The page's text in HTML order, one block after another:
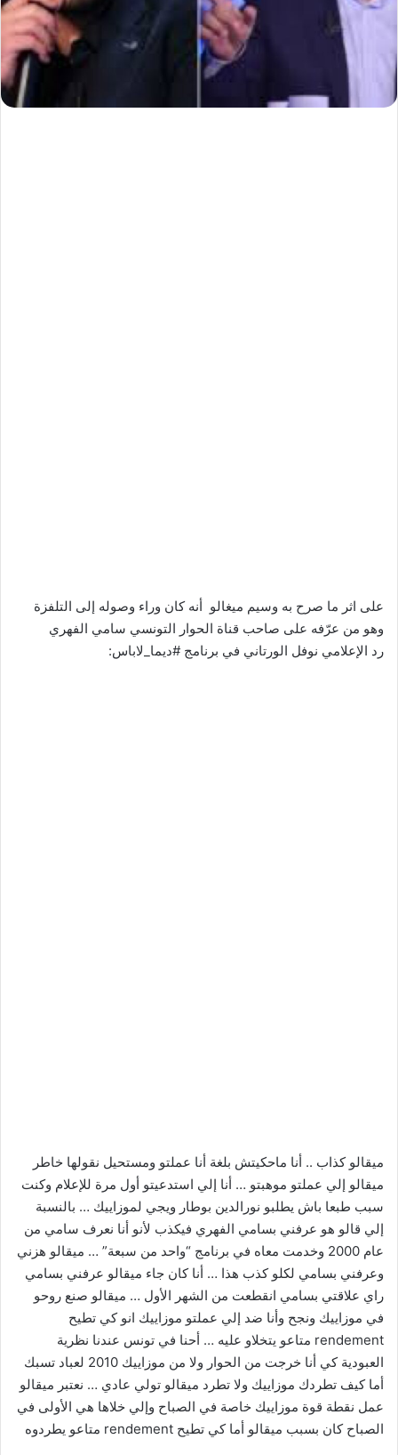
على اثر ما صرح به وسيم ميغالو أنه كان وراء وصوله إلى التلفزة
وهو من عرّفه على صاحب قناة الحوار التونسي سامي الفهري
رد الإعلامي نوفل الورتاني في برنامج #ديما_لاباس:
ميقالو كذاب .. أنا ماحكيتش بلغة أنا عملتو ومستحيل نقولها خاطر
ميقالو إلي عملتو موهبتو … أنا إلي استدعيتو أول مرة للإعلام وكنت
سبب طبعا باش يطلبو نورالدين بوطار ويجي لموزاييك … بالنسبة
إلي قالو هو عرفني بسامي الفهري فيكذب لأنو أنا نعرف سامي من
عام 2000 وخدمت معاه في برنامج “واحد من سبعة” … ميقالو هزني
وعرفني بسامي لكلو كذب هذا … أنا كان جاء ميقالو عرفني بسامي
راي علاقتي بسامي انقطعت من الشهر الأول … ميقالو صنع روحو
في موزاييك ونجح وأنا ضد إلي عملتو موزاييك انو كي تطيح
rendement متاعو يتخلاو عليه … أحنا في تونس عندنا نظرية
العبودية كي أنا خرجت من الحوار ولا من موزاييك 2010 لعباد تسبك
أما كيف تطردك موزاييك ولا تطرد ميقالو تولي عادي … نعتبر ميقالو
عمل نقطة قوة موزاييك خاصة في الصباح وإلي خلاها هي الأولى في
الصباح كان بسبب ميقالو أما كي تطيح rendement متاعو يطردوه